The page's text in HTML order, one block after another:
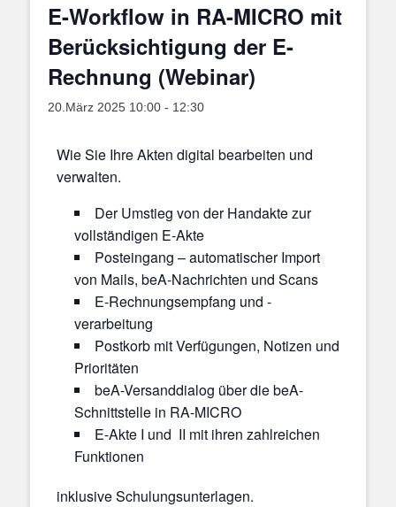
E-Workflow in RA-MICRO mit
Berücksichtigung der E-
Rechnung (Webinar)
20.März 2025 10:00 - 12:30
Wie Sie Ihre Akten digital bearbeiten und
verwalten.
Der Umstieg von der Handakte zur
vollständigen E-Akte
Posteingang – automatischer Import
von Mails, beA-Nachrichten und Scans
E-Rechnungsempfang und -
verarbeitung
Postkorb mit Verfügungen, Notizen und
Prioritäten
beA-Versanddialog über die beA-
Schnittstelle in RA-MICRO
E-Akte I und II mit ihren zahlreichen
Funktionen
inklusive Schulungsunterlagen.